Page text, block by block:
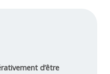
d’être